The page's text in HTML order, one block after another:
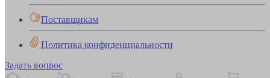
Поставщикам
Политика конфиденциальности
Задать вопрос